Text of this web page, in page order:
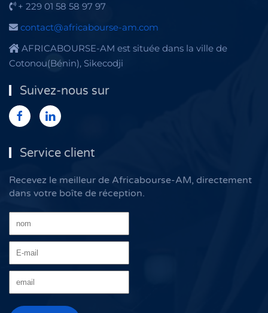
+ 229 01 58 58 97 97
contact@africabourse-am.com
AFRICABOURSE-AM est située dans la ville de
Cotonou(Bénin), Sikecodji
Suivez-nous sur
Service client
Recevez le meilleur de Africabourse-AM, directement
dans votre boîte de réception.